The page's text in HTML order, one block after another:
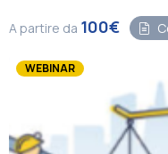
A partire da 100€
WEBINAR